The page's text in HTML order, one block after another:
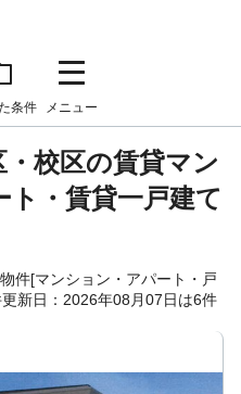
条件 メニュー
校区の賃貸マン
・賃貸一戸建て
件[マンション・アパート・戸
新日：2026年08月07日は6件